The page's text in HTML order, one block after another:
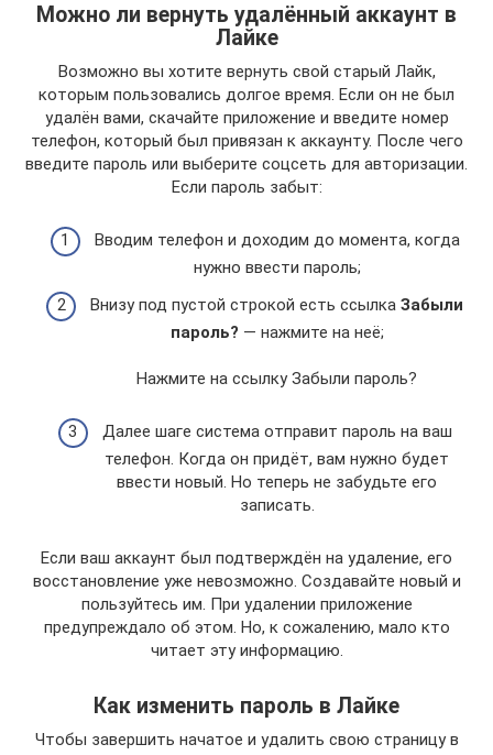
Можно ли вернуть удалённый аккаунт в
Лайке
Возможно вы хотите вернуть свой старый Лайк,
которым пользовались долгое время. Если он не был
удалён вами, скачайте приложение и введите номер
телефон, который был привязан к аккаунту. После чего
введите пароль или выберите соцсеть для авторизации.
Если пароль забыт:
Вводим телефон и доходим до момента, когда
нужно ввести пароль;
Внизу под пустой строкой есть ссылка Забыли
пароль? — нажмите на неё;
Нажмите на ссылку Забыли пароль?
Далее шаге система отправит пароль на ваш
телефон. Когда он придёт, вам нужно будет
ввести новый. Но теперь не забудьте его
записать.
Если ваш аккаунт был подтверждён на удаление, его
восстановление уже невозможно. Создавайте новый и
пользуйтесь им. При удалении приложение
предупреждало об этом. Но, к сожалению, мало кто
читает эту информацию.
Как изменить пароль в Лайке
Чтобы завершить начатое и удалить свою страницу в